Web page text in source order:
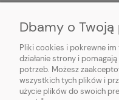
O NAS
Sklep z klockami LEGO,
zabawkami dla dziewczynek
Dbamy o
Pliki cookies i pokrewne
działanie strony i
potrzeb. Możesz
wszystkich tych plików i
użycie plików do swoich